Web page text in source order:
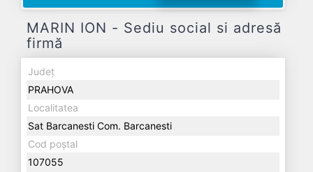
MARIN ION - Sediu social si adresă
firmă
Județ
PRAHOVA
Localitatea
Sat Barcanesti Com. Barcanesti
Cod poștal
107055